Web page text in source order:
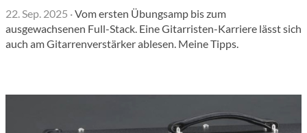
22. Sep. 2025 ·Vom ersten Übungsamp bis zum
ausgewachsenen Full-Stack. Eine Gitarristen-Karriere lässt sich
auch am Gitarrenverstärker ablesen. Meine Tipps.